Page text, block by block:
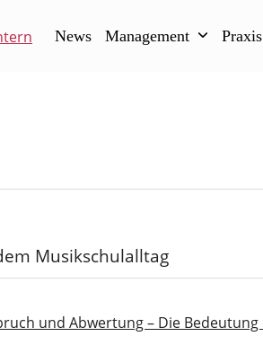
News Management Praxis
Musikschulalltag